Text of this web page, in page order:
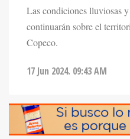
Las condiciones lluviosas
continuarán sobre el
Copeco.
17 Jun 2024. 09:43 AM